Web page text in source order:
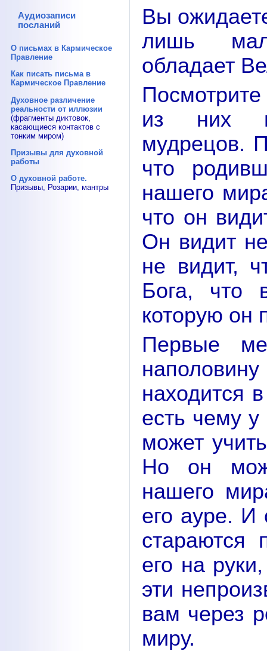
Аудиозаписи
посланий
О письмах в Кармическое
Правление
Как писать письма в
Кармическое Правление
Духовное различение
реальности от иллюзии
(фрагменты диктовок,
касающиеся контактов с
тонким миром)
Призывы для духовной
работы
О духовной работе.
Призывы, Розарии, мантры
Вы
лишь
обладает
из них
мудрецов.
что
нашего
что он
Он видит
не видит,
Бога, что
которую он
Первые
находится
есть чему у
может
Но он
нашего
его ауре. И
стараются
его на
эти
вам через
миру.